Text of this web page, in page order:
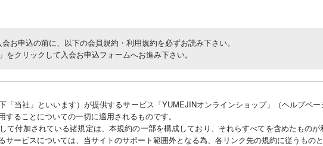
お申込の前に、以下の会員規約・利用規約を必ずお読み下さい。
クリックして入会お申込フォームへお進み下さい。
「当社」といいます）が提供するサービス「YUMEJINオンラインショップ」（ヘルプペ
ることについての一切に適用されるものです。
て付加されている諸規定は、本規約の一部を構成しており、それらすべてを含めたものが
サービスについては、当サイトのサポート範囲外となる為、各リンク先の規約に従うものと